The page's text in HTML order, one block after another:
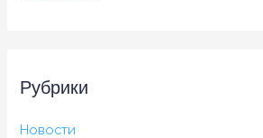
Рубрики
Новости